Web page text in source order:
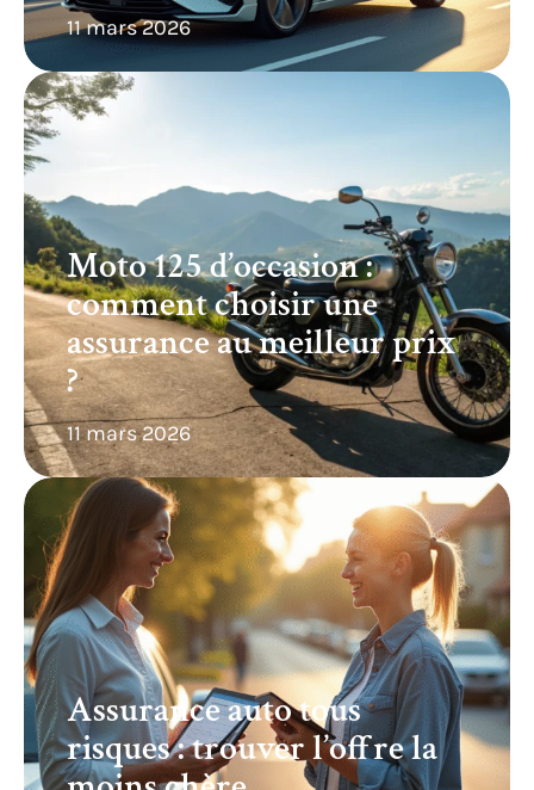
11 mars 2026
Moto 125 d’occasion :
comment choisir une
assurance au meilleur prix
?
11 mars 2026
Assurance auto tous
risques : trouver l’offre la